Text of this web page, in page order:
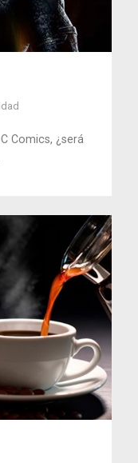
Comics, ¿será